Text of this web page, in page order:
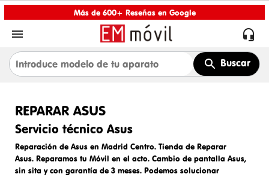
Más de 600+ Reseñas en Google
 
Buscar
REPARAR ASUS
Servicio técnico Asus
Reparación de Asus en Madrid Centro. Tienda de Reparar
Asus. Reparamos tu Móvil en el acto. Cambio de pantalla Asus,
sin sita y con garantía de 3 meses. Podemos solucionar